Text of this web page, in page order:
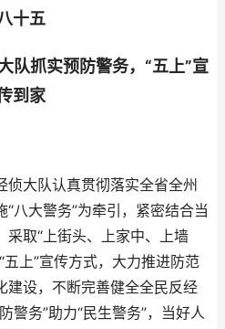
十五
队抓实预防警务，“五上”宣
到家
大队认真贯彻落实全省全州
八大警务”为牵引，紧密结合当
采取“上街头、上家中、上墙
上”宣传方式，大力推进防范
建设，不断完善健全全民反经
警务”助力“民生警务”，当好人